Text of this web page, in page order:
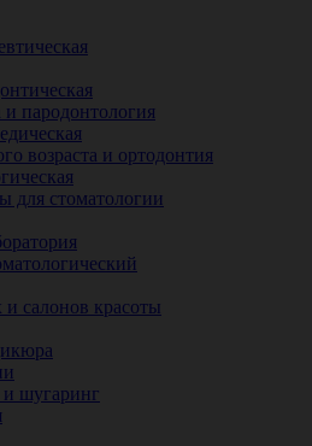
и пародонтология
возраста и ортодонтия
для стоматологии
салонов красоты
и шугаринг